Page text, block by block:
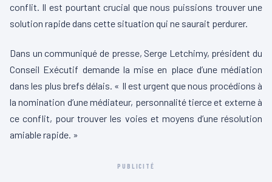
conflit. Il est pourtant crucial que nous puissions trouver une
solution rapide dans cette situation qui ne saurait perdurer.
Dans un communiqué de presse, Serge Letchimy, président du
Conseil Exécutif demande la mise en place d’une médiation
dans les plus brefs délais. « Il est urgent que nous procédions à
la nomination d’une médiateur, personnalité tierce et externe à
ce conflit, pour trouver les voies et moyens d’une résolution
amiable rapide. »
PUBLICITÉ